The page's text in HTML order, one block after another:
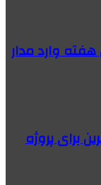
هفته وارد مدار